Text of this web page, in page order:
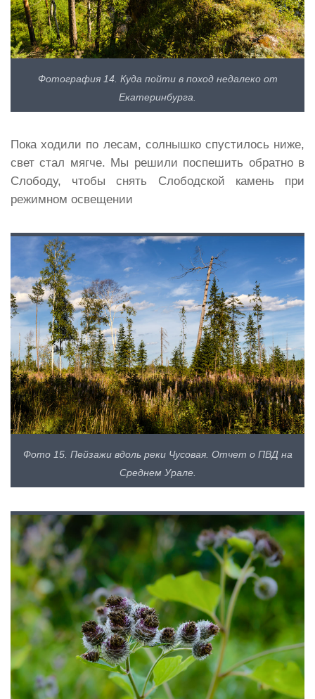
Фотография 14. Куда пойти в поход недалеко от
Екатеринбурга.
Пока ходили по лесам, солнышко спустилось ниже,
свет стал мягче. Мы решили поспешить обратно в
Слободу, чтобы снять Слободской камень при
режимном освещении
Фото 15. Пейзажи вдоль реки Чусовая. Отчет о ПВД на
Среднем Урале.